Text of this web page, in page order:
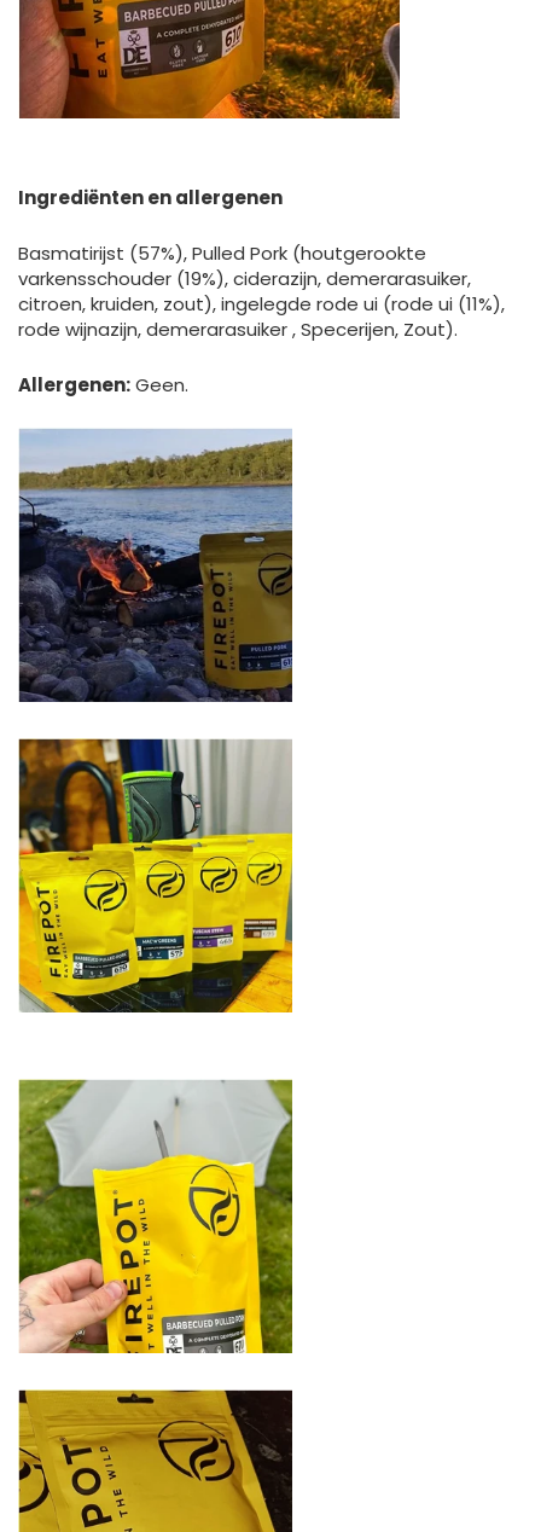
Ingrediënten en allergenen
Basmatirijst (57%), Pulled Pork (houtgerookte
varkensschouder (19%), ciderazijn, demerarasuiker,
citroen, kruiden, zout), ingelegde rode ui (rode ui (11%),
rode wijnazijn, demerarasuiker , Specerijen, Zout).
Allergenen:Geen.